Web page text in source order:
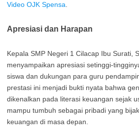
Video OJK Spensa.
Apresiasi dan Harapan
Kepala SMP Negeri 1 Cilacap Ibu Surati,
menyampaikan apresiasi setinggi-
siswa dan dukungan para guru
prestasi ini menjadi bukti nyata bahwa
dikenalkan pada literasi keuangan sejak
mampu tumbuh sebagai pribadi yang
keuangan di masa depan.